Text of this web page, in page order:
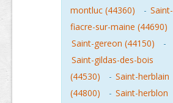
montluc (44360)
- Saint-
fiacre-sur-maine (44690)
Saint-gereon (44150)
-
Saint-gildas-des-bois
(44530)
- Saint-herblain
(44800)
- Saint-herblon